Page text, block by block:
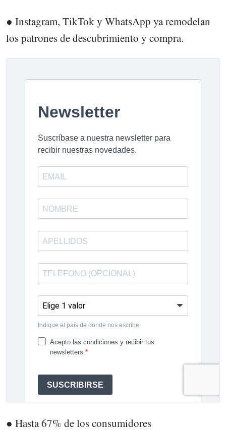
● Instagram, TikTok y WhatsApp ya remodelan
los patrones de descubrimiento y compra.
● Hasta 67% de los consumidores